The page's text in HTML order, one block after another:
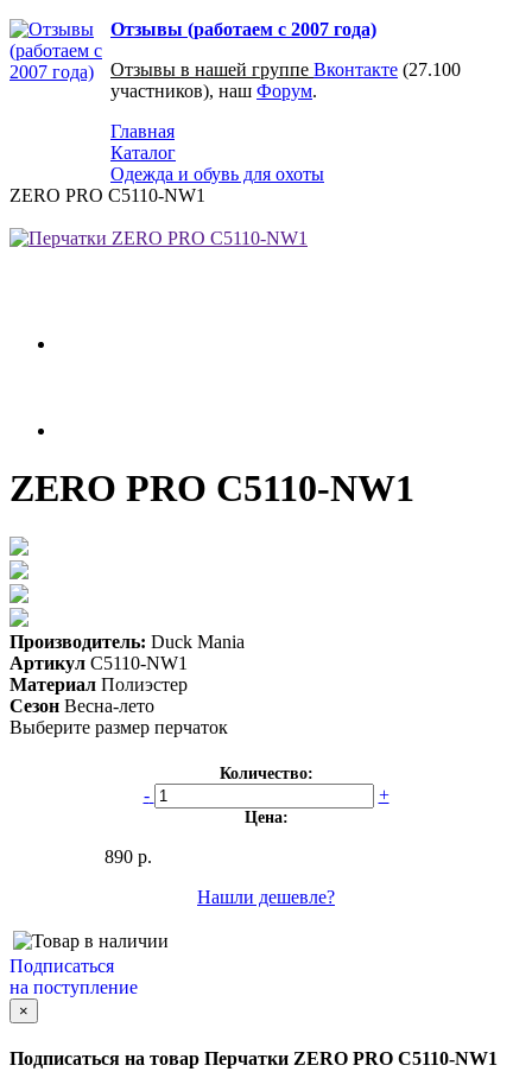
Отзывы (работаем с 2007 года)
Отзывы в нашей группе Вконтакте (27.100
участников), наш Форум.
Главная
Каталог
Одежда и обувь для охоты
ZERO PRO C5110-NW1
ZERO PRO C5110-NW1
Производитель: Duck Mania
Артикул C5110-NW1
Материал Полиэстер
Сезон Весна-лето
Выберите размер перчаток
Количество:
- +
Цена:
890 р.
Нашли дешевле?
Подписаться
на поступление
×
Подписаться на товар Перчатки ZERO PRO C5110-NW1